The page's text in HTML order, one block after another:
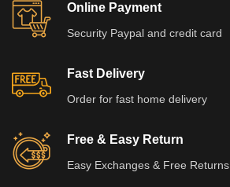
Online Payment
Security Paypal and credit card
Fast Delivery
Order for fast home delivery
Free & Easy Return
Easy Exchanges & Free Returns